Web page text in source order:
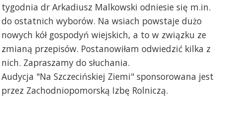
tygodnia dr Arkadiusz Malkowski odniesie się m.in.
do ostatnich wyborów. Na wsiach powstaje dużo
nowych kół gospodyń wiejskich, a to w związku ze
zmianą przepisów. Postanowiłam odwiedzić kilka z
nich. Zapraszamy do słuchania.
Audycja "Na Szczecińskiej Ziemi" sponsorowana jest
przez Zachodniopomorską Izbę Rolniczą.